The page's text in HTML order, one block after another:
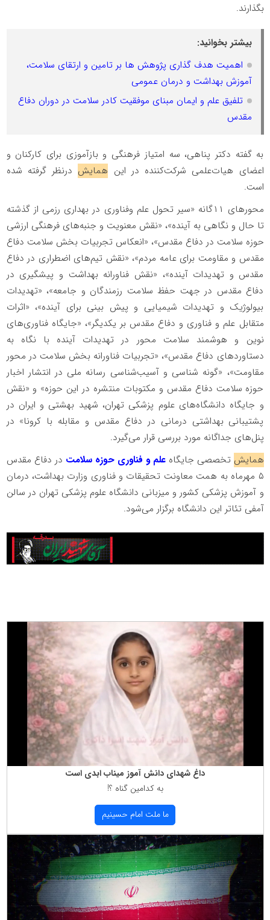
بگذارند.
بیشتر بخوانید:
اهمیت هدف گذاری پژوهش ها بر تامین و ارتقای سلامت،
آموزش بهداشت و درمان عمومی
تلفیق علم و ایمان مبنای موفقیت کادر سلامت در دوران دفاع
مقدس
به گفته دکتر پناهی، سه امتیاز فرهنگی و بازآموزی برای کارکنان و
اعضای هیات‌علمی شرکت‌کننده در این همایش درنظر گرفته شده
است.
محورهای ۱۱گانه «سیر تحول علم وفناوری در بهداری رزمی از گذشته
تا حال و نگاهی به آینده»، «نقش معنویت و جنبه‌های فرهنگی ارزشی
حوزه سلامت در دفاع مقدس»، «انعکاس تجربیات بخش سلامت دفاع
مقدس و مقاومت برای عامه مردم»، «نقش تیم‌های اضطراری در دفاع
مقدس و تهدیدات آینده»، «نقش فناورانه بهداشت و پیشگیری در
دفاع مقدس در جهت حفظ سلامت رزمندگان و جامعه»، «تهدیدات
بیولوژیک و تهدیدات شیمیایی و پیش بینی برای آینده»، «اثرات
متقابل علم و فناوری و دفاع مقدس بر یکدیگر»، «جایگاه فناوری‌های
نوین و هوشمند سلامت محور در تهدیدات آینده با نگاه به
دستاوردهای دفاع مقدس»، «تجربیات فناورانه بخش سلامت در محور
مقاومت»، «گونه شناسی و آسیب‌شناسی رسانه ملی در انتشار اخبار
حوزه سلامت دفاع مقدس و مکتوبات منتشره در این حوزه» و «نقش
و جایگاه دانشگاه‌های علوم پزشکی تهران، شهید بهشتی و ایران در
پشتیبانی بهداشتی درمانی در دفاع مقدس و مقابله با کرونا» در
پنل‌های جداگانه مورد بررسی قرار می‌گیرد.
همایش تخصصی جایگاهعلم و فناوری حوزه سلامت در دفاع مقدس
۵ مهرماه به همت معاونت تحقیقات و فناوری وزارت بهداشت، درمان
و آموزش پزشکی کشور و میزبانی دانشگاه علوم پزشکی تهران در سالن
آمفی تئاتر این دانشگاه برگزار می‌شود.
داغ شهدای دانش آموز میناب ابدی است
به كدامین گناه ؟!
ما ملت امام حسینیم